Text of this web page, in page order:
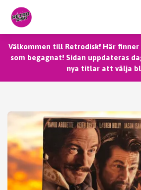
Välkommen till Retrodisk! Här
som begagnat! Sidan uppdateras
nya titlar att välja